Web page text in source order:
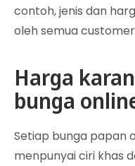
contoh, jenis dan
oleh semua
Harga
bunga
Setiap bunga papan
menpunyai ciri khas